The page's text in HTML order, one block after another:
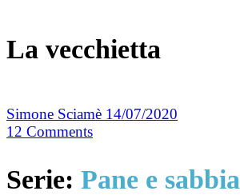
La vecchietta
Simone Sciamè 14/07/2020
12 Comments
Serie: Pane e sabbia